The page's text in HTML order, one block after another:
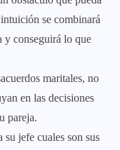
se combinará
y conseguirá lo que
maritales, no
en las decisiones
pareja.
jefe cuales son sus